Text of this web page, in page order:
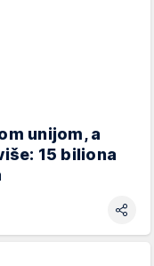
unijom, a
15 biliona